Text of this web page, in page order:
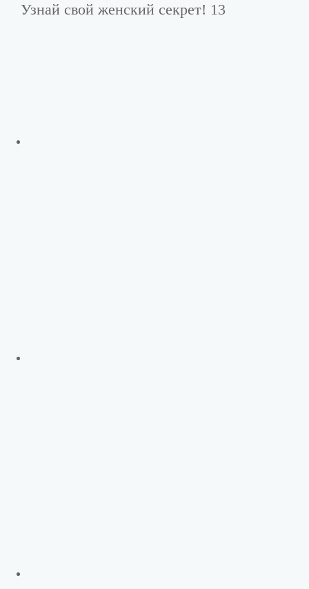
Узнай свой женский секрет! 13